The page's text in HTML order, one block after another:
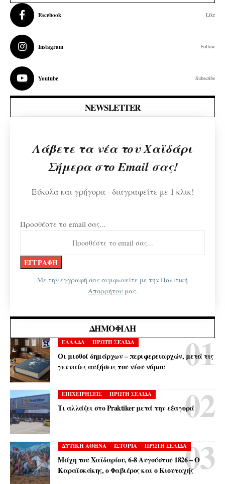
Facebook Like
Instagram Follow
Youtube Subscribe
NEWSLETTER
Λάβετε τα νέα του Χαϊδάρι
Σήμερα στο Email σας!
Εύκολα και γρήγορα - διαγραφείτε με 1 κλικ!
Προσθέστε το email σας...
Με την εγγραφή σας συμφωνείτε με τηνΠολιτική
Απορρήτου μας.
ΔΗΜΟΦΙΛΉ
ΕΛΛΑΔΑ ΠΡΩΤΗ ΣΕΛΙΔΑ
Οι μισθοί δημάρχων – περιφερειαρχών, μετά τις
γενναίες αυξήσεις του νέου νόμου
ΕΠΙΧΕΙΡΗΣΕΙΣ ΠΡΩΤΗ ΣΕΛΙΔΑ
Τι αλλάζει στο Praktiker μετά την εξαγορά
ΔΥΤΙΚΗ ΑΘΗΝΑ ΙΣΤΟΡΙΑ ΠΡΩΤΗ ΣΕΛΙΔΑ
Μάχη του Χαϊδαρίου, 6-8 Αυγούστου 1826 – Ο
Καραϊσκάκης, ο Φαβιέρος και ο Κιουταχής